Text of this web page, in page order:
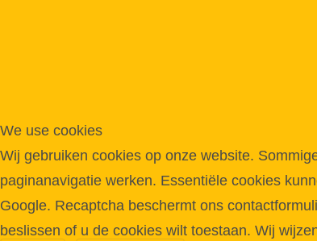
We use cookies
Wij gebruiken cookies op onze website.
paginanavigatie werken. Essentiële cookies
Google. Recaptcha beschermt ons
beslissen of u de cookies wilt toestaan. Wij